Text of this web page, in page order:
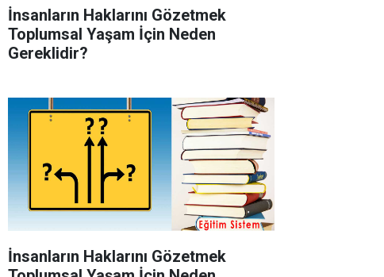
İnsanların Haklarını Gözetmek
Toplumsal Yaşam İçin Neden
Gereklidir?
İnsanların Haklarını Gözetmek